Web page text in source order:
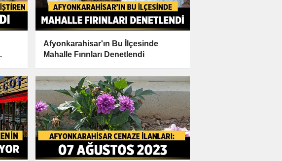
Afyonkarahisar'ın Bu İlçesinde
Mahalle Fırınları Denetlendi